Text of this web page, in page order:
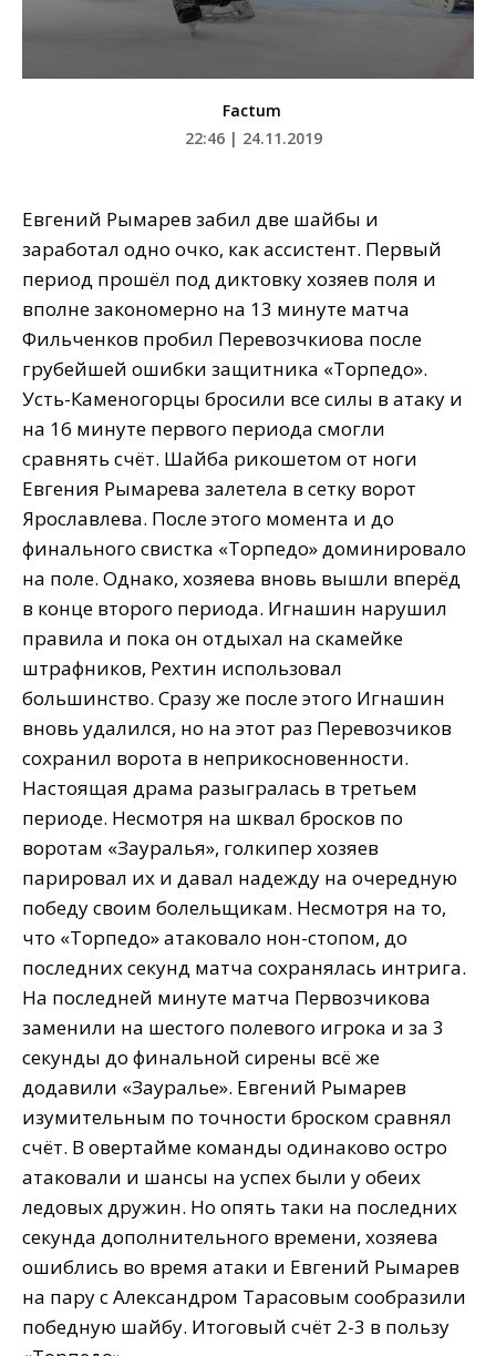
Factum
22:46 | 24.11.2019
Евгений Рымарев забил две шайбы и
заработал одно очко, как ассистент. Первый
период прошёл под диктовку хозяев поля и
вполне закономерно на 13 минуте матча
Фильченков пробил Перевозчкиова после
грубейшей ошибки защитника «Торпедо».
Усть-Каменогорцы бросили все силы в атаку и
на 16 минуте первого периода смогли
сравнять счёт. Шайба рикошетом от ноги
Евгения Рымарева залетела в сетку ворот
Ярославлева. После этого момента и до
финального свистка «Торпедо» доминировало
на поле. Однако, хозяева вновь вышли вперёд
в конце второго периода. Игнашин нарушил
правила и пока он отдыхал на скамейке
штрафников, Рехтин использовал
большинство. Сразу же после этого Игнашин
вновь удалился, но на этот раз Перевозчиков
сохранил ворота в неприкосновенности.
Настоящая драма разыгралась в третьем
периоде. Несмотря на шквал бросков по
воротам «Зауралья», голкипер хозяев
парировал их и давал надежду на очередную
победу своим болельщикам. Несмотря на то,
что «Торпедо» атаковало нон-стопом, до
последних секунд матча сохранялась интрига.
На последней минуте матча Первозчикова
заменили на шестого полевого игрока и за 3
секунды до финальной сирены всё же
додавили «Зауралье». Евгений Рымарев
изумительным по точности броском сравнял
счёт. В овертайме команды одинаково остро
атаковали и шансы на успех были у обеих
ледовых дружин. Но опять таки на последних
секунда дополнительного времени, хозяева
ошиблись во время атаки и Евгений Рымарев
на пару с Александром Тарасовым сообразили
победную шайбу. Итоговый счёт 2-3 в пользу